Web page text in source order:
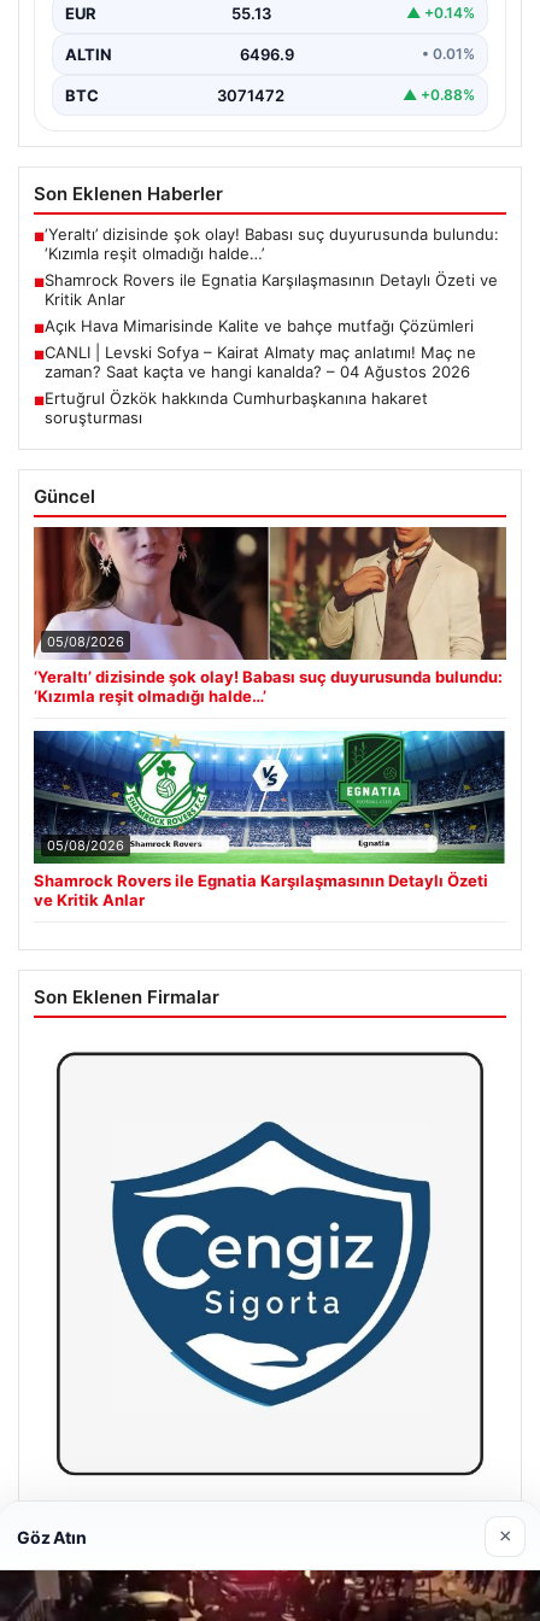
bir…
EUR 55.13 ▲ +0.14%
ALTIN 6496.9 • 0.01%
BTC 3071472 ▲ +0.88%
Son Eklenen Haberler
■‘Yeraltı’ dizisinde şok olay! Babası suç duyurusunda bulundu:
‘Kızımla reşit olmadığı halde…’
■Shamrock Rovers ile Egnatia Karşılaşmasının Detaylı Özeti ve
Kritik Anlar
■Açık Hava Mimarisinde Kalite ve bahçe mutfağı Çözümleri
■CANLI | Levski Sofya – Kairat Almaty maç anlatımı! Maç ne
zaman? Saat kaçta ve hangi kanalda? – 04 Ağustos 2026
■Ertuğrul Özkök hakkında Cumhurbaşkanına hakaret
soruşturması
Güncel
05/08/2026
‘Yeraltı’ dizisinde şok olay! Babası suç duyurusunda bulundu:
‘Kızımla reşit olmadığı halde…’
05/08/2026
Shamrock Rovers ile Egnatia Karşılaşmasının Detaylı Özeti
ve Kritik Anlar
Son Eklenen Firmalar
Hastaş Beton
Göz Atın ×